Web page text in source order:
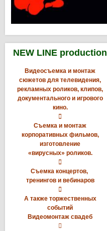
NEW LINE production
Видеосъемка и монтаж
сюжетов для телевидения,
рекламных роликов, клипов,
документального и игрового
кино.

Съемка и монтаж
корпоративных фильмов,
изготовление
«вирусных» роликов.

Съемка концертов,
тренингов и вебинаров

А также торжественных
событий
Видеомонтаж свадеб
